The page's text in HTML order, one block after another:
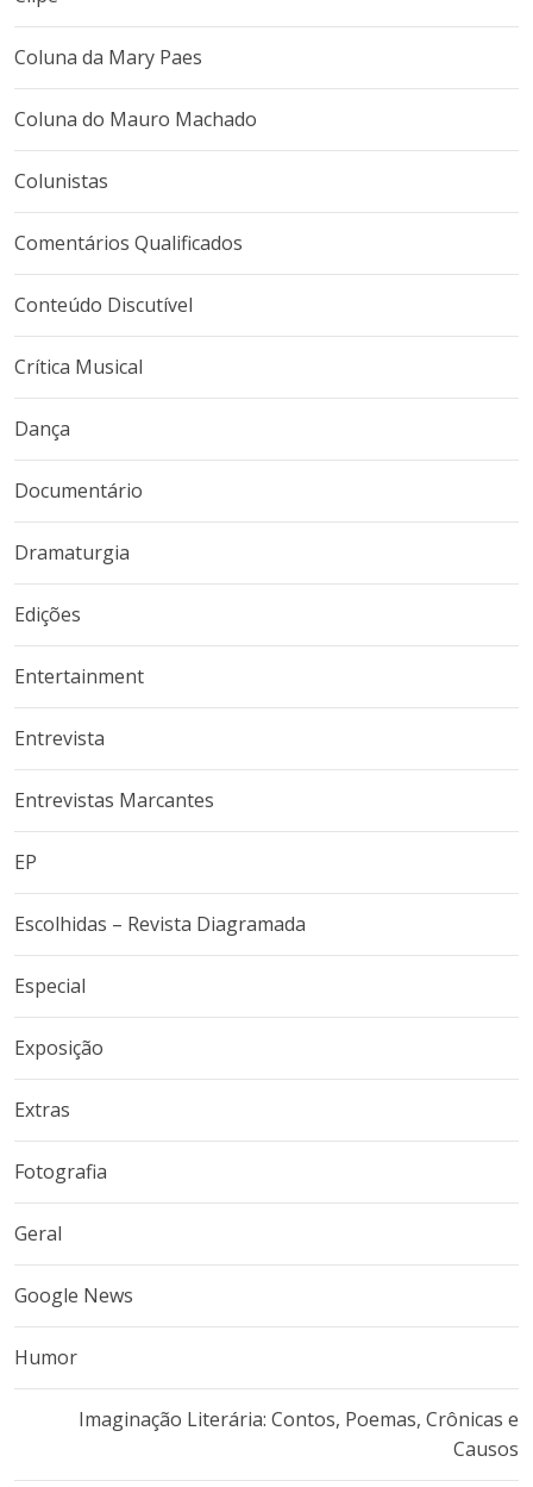
Coluna da Mary Paes
Coluna do Mauro Machado
Colunistas
Comentários Qualificados
Conteúdo Discutível
Crítica Musical
Dança
Documentário
Dramaturgia
Edições
Entertainment
Entrevista
Entrevistas Marcantes
EP
Escolhidas – Revista Diagramada
Especial
Exposição
Extras
Fotografia
Geral
Google News
Humor
Imaginação Literária: Contos, Poemas, Crônicas e
Causos